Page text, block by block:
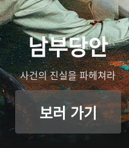
남부당안
사건의 진실을 파헤쳐라
보러 가기